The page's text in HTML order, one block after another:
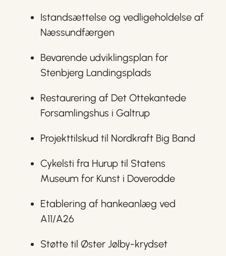
Istandsættelse og vedligeholdelse af
Næssundfærgen
Bevarende udviklingsplan for
Stenbjerg Landingsplads
Restaurering af Det Ottekantede
Forsamlingshus i Galtrup
Projekttilskud til Nordkraft Big Band
Cykelsti fra Hurup til Statens
Museum for Kunst i Doverodde
Etablering af hankeanlæg ved
A11/A26
Støtte til Øster Jølby-krydset